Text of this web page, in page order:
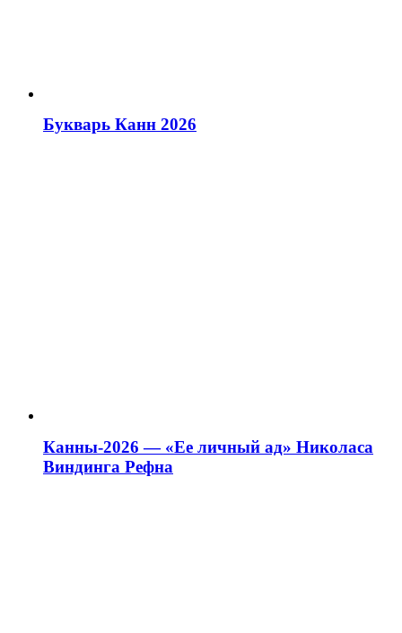
Букварь Канн 2026
Канны-2026 — «Ее личный ад» Николаса
Виндинга Рефна